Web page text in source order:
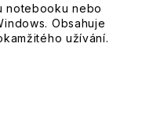
notebooku nebo
Obsahuje
užívání.